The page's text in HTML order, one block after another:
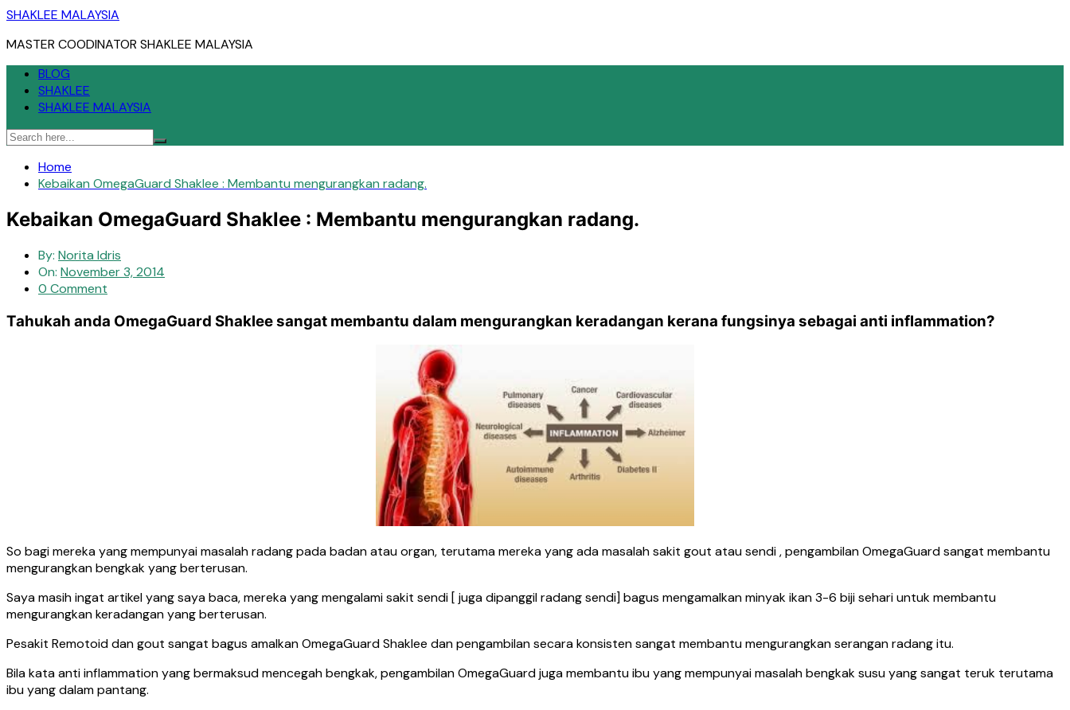
Skip
content
SHAKLEE MALAYSIA
MASTER COODINATOR SHAKLEE MALAYSIA
BLOG
SHAKLEE
SHAKLEE MALAYSIA
Home
Kebaikan OmegaGuard Shaklee : Membantu mengurangkan radang.
Kebaikan OmegaGuard Shaklee : Membantu mengurangkan radang.
By: Norita Idris
On: November 3, 2014
0 Comment
Tahukah anda OmegaGuard Shaklee sangat membantu dalam mengurangkan keradangan kerana fungsinya sebagai anti inflammation?
So bagi mereka yang mempunyai masalah radang pada badan atau organ, terutama mereka yang ada masalah sakit gout atau sendi , pengambilan OmegaGuard sangat membantu
mengurangkan bengkak yang berterusan.
Saya masih ingat artikel yang saya baca, mereka yang mengalami sakit sendi [ juga dipanggil radang sendi] bagus mengamalkan minyak ikan 3-6 biji sehari untuk membantu
mengurangkan keradangan yang berterusan.
Pesakit Remotoid dan gout sangat bagus amalkan OmegaGuard Shaklee dan pengambilan secara konsisten sangat membantu mengurangkan serangan radang itu.
Bila kata anti inflammation yang bermaksud mencegah bengkak, pengambilan OmegaGuard juga membantu ibu yang mempunyai masalah bengkak susu yang sangat teruk terutama
ibu yang dalam pantang.